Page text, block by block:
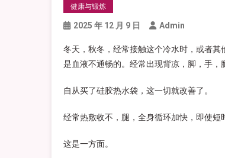
健康与锻炼
2025 年 12 月 9 日 Admin
冬天，秋冬，经常接触这个冷水时，或者
是血液不通畅的。经常出现背凉，脚，手，
自从买了硅胶热水袋，这一切就改善了。
经常热敷收不，腿，全身循环加快，即使短
这是一方面。